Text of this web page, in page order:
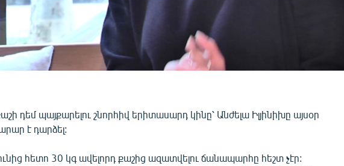
դեմ պայքարելու շնորհիվ երիտասարդ կինը՝ Անժելա Իլյինիխը այսօր
է դարձել:
հետո 30 կգ ավելորդ քաշից ազատվելու ճանապարհը հեշտ չէր: